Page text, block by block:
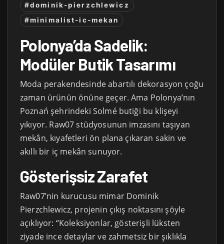
#dominik-pierzchlewicz
#minimalist-ic-mekan
Polonya’da Sadelik:
Modüler Butik Tasarımı
Moda perakendesinde abartılı dekorasyon çoğu
zaman ürünün önüne geçer. Ama Polonya’nın
Poznań şehrindeki Solmé butiği bu klişeyi
yıkıyor. Raw07 stüdyosunun imzasını taşıyan
mekân, kıyafetleri ön plana çıkaran sakin ve
akıllı bir iç mekân sunuyor.
Gösterişsiz Zarafet
Raw07’nin kurucusu mimar Dominik
Pierzchlewicz, projenin çıkış noktasını şöyle
açıklıyor: “Koleksiyonlar, gösterişli lüksten
ziyade ince detaylar ve zahmetsiz bir şıklıkla